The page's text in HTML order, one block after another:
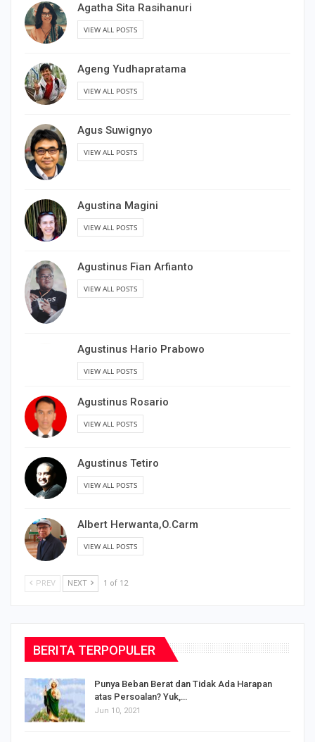
Agatha Sita Rasihanuri
VIEW ALL POSTS
Ageng Yudhapratama
VIEW ALL POSTS
Agus Suwignyo
VIEW ALL POSTS
Agustina Magini
VIEW ALL POSTS
Agustinus Fian Arfianto
VIEW ALL POSTS
Agustinus Hario Prabowo
VIEW ALL POSTS
Agustinus Rosario
VIEW ALL POSTS
Agustinus Tetiro
VIEW ALL POSTS
Albert Herwanta,O.Carm
VIEW ALL POSTS
PREV NEXT 1 of 12
BERITA TERPOPULER
Punya Beban Berat dan Tidak Ada Harapan
atas Persoalan? Yuk,…
Jun 10, 2021